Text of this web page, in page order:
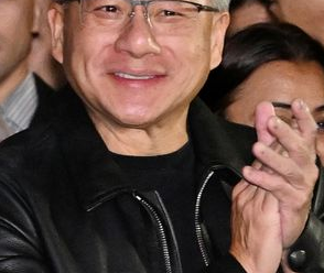
, 2.86포인트(0.36%) 내린 798.81마감
, 6200선 약보합…0.60% 내린 6258.77에 마쳐
러 환율, 7.7원 내린 1416.1원 마감
서 40.1도 관측…서울, 2018년 이후 첫 40도
검, '계엄 수용공간 확보' 신용해 前교정본부장 기
한 韓축구 파문…"국민적 공분에 수사 재개"
색에 성접대 파문까지…'쑥대밭' 된 축구협회
리화위원회 부위원장에 김태유 서울대 공대 교수
리위, '돌려차기 발언' 진종오·서범수 징계 절차